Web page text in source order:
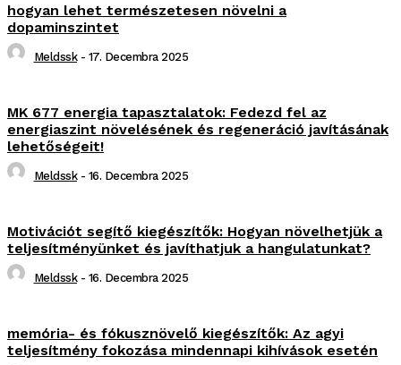
hogyan lehet természetesen növelni a
dopaminszintet
Meldssk - 17. Decembra 2025
MK 677 energia tapasztalatok: Fedezd fel az
energiaszint növelésének és regeneráció javításának
lehetőségeit!
Meldssk - 16. Decembra 2025
Motivációt segítő kiegészítők: Hogyan növelhetjük a
teljesítményünket és javíthatjuk a hangulatunkat?
Meldssk - 16. Decembra 2025
memória- és fókusznövelő kiegészítők: Az agyi
teljesítmény fokozása mindennapi kihívások esetén